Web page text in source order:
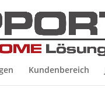
Kundenbereich